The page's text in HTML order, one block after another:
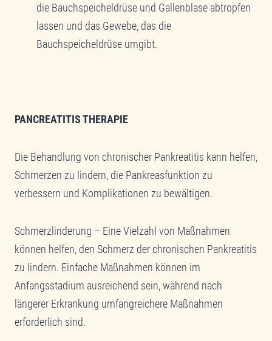
die Bauchspeicheldrüse und Gallenblase abtropfen
lassen und das Gewebe, das die
Bauchspeicheldrüse umgibt.
PANCREATITIS THERAPIE
Die Behandlung von chronischer Pankreatitis kann helfen,
Schmerzen zu lindern, die Pankreasfunktion zu
verbessern und Komplikationen zu bewältigen.
Schmerzlinderung – Eine Vielzahl von Maßnahmen
können helfen, den Schmerz der chronischen Pankreatitis
zu lindern. Einfache Maßnahmen können im
Anfangsstadium ausreichend sein, während nach
längerer Erkrankung umfangreichere Maßnahmen
erforderlich sind.